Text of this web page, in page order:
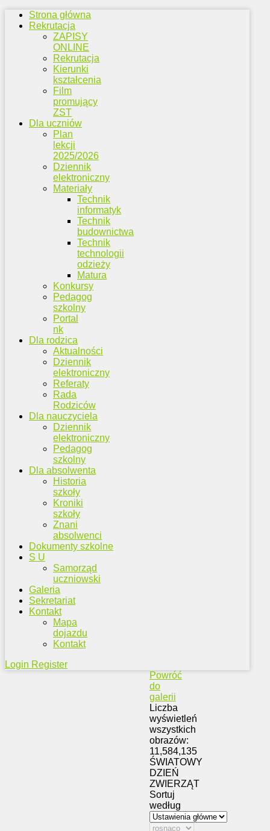
Strona główna
Rekrutacja
ZAPISY
ONLINE
Rekrutacja
Kierunki
kształcenia
Film
promujący
ZST
Dla uczniów
Plan
lekcji
2025/2026
Dziennik
elektroniczny
Materiały
Technik
informatyk
Technik
budownictwa
Technik
technologii
odzieży
Matura
Konkursy
Pedagog
szkolny
Portal
nk
Dla rodzica
Aktualności
Dziennik
elektroniczny
Referaty
Rada
Rodziców
Dla nauczyciela
Dziennik
elektroniczny
Pedagog
szkolny
Dla absolwenta
Historia
szkoły
Kroniki
szkoły
Znani
absolwenci
Dokumenty szkolne
S U
Samorząd
uczniowski
Galeria
Sekretariat
Kontakt
Mapa
dojazdu
Kontakt
Login Register
Powróć
do
galerii
Liczba
wyświetleń
wszystkich
obrazów:
11,584,135
ŚWIATOWY
DZIEŃ
ZWIERZĄT
Sortuj
według